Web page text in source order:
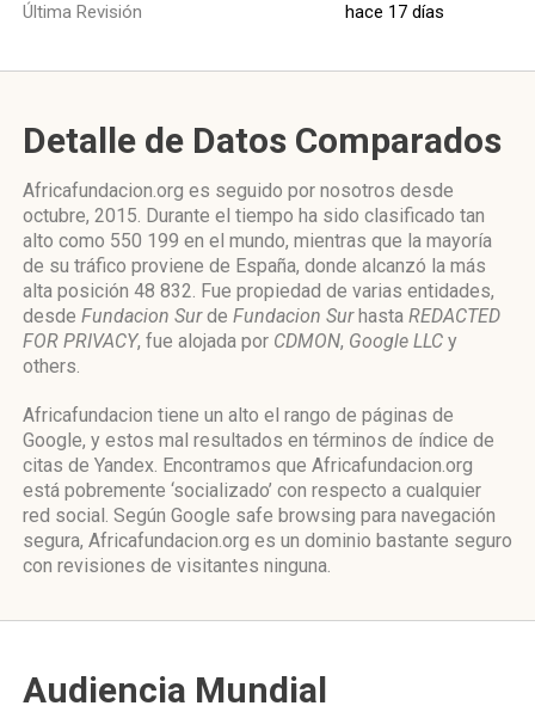
Última Revisión hace 17 días
Detalle de Datos Comparados
Africafundacion.org es seguido por nosotros desde
octubre, 2015. Durante el tiempo ha sido clasificado tan
alto como 550 199 en el mundo, mientras que la mayoría
de su tráfico proviene de España, donde alcanzó la más
alta posición 48 832. Fue propiedad de varias entidades,
desde Fundacion Surde Fundacion Surhasta REDACTED
FOR PRIVACY, fue alojada por CDMON, Google LLC y
others.
Africafundacion tiene un alto el rango de páginas de
Google, y estos mal resultados en términos de índice de
citas de Yandex. Encontramos que Africafundacion.org
está pobremente ‘socializado’ con respecto a cualquier
red social. Según Google safe browsing para navegación
segura, Africafundacion.org es un dominio bastante seguro
con revisiones de visitantes ninguna.
Audiencia Mundial